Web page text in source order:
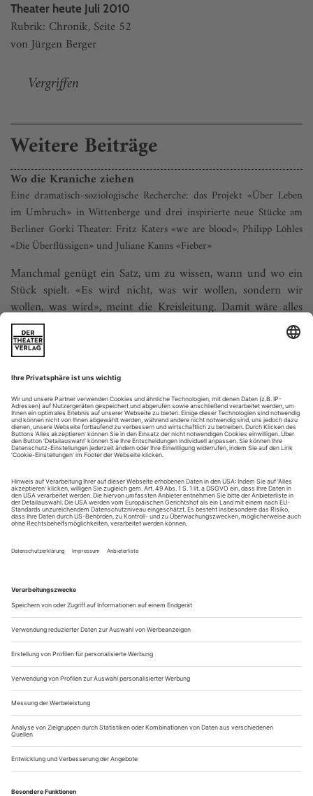
Theater heute Juli 2010
Rubrik: Chronik, Seite 52
von Jürgen Berger
Vergriffen
Weitere Beiträge
Wo die Kraniche ziehen
Eine dramatisch-soziologische Recherche: das Projekt «Über Leben
im Umbruch» in Wittenberge und drei inspirierte neue Stücke am
Berliner Gorki Theater: Fritz Katers «we are blood», Philipp Löhles
«Die Überflüssigen» und Juliane Kanns «Fieber»
Manchmal genügt ein Satz, um zu wissen, wann und wo ein
Stück spielt. «Es wird nicht, was wir wollen, sondern wir
wollen, was wird», meint die Kreisleitung. Damit wäre alles
gesagt über die späte DDR und ihren Untergang: ein Staat,
der sich nicht um die Wünsche seiner Bürger schert, sondern
diese im Gegenteil autoritär dazu verdonnert, den Mangel
zum Wunsch zu...
Theater im TV
Die Juli-Theaterhighlights in Fernsehen und Radio.
Fernsehen
Freitag, 2.
9.45, Theaterkanal: Aufenthalt im Paradies – Beobachtungen
am Meininger Theater – eine Reportage von Andreas Witter
und Andrea Flörke
Samstag, 3.
19.40, Theaterkanal: Riesenbutzbach. Eine Dauerkolonie – ein
Projekt von Christoph Marthaler und Anna Viebrock, mit
Silvia Fenz, Olivia Grigolli, Christoph Homberger, Ueli Jäggi,
Barbara Nüsse, Bettina...
Große Fragen, große Sehnsüchte
Der Schweizer Dramatiker Simon Froehling hat einen Liebesroman
geschrieben
Diesmal ist es anders. In der Nacht, in der er ihn kennen
lernt, flüchtet Patrick vor Jirka – Hals über Kopf, wie sie sich
vor wenigen Stunden ineinander verliebt hatten beim Yoga.